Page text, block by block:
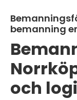
bemanning
och